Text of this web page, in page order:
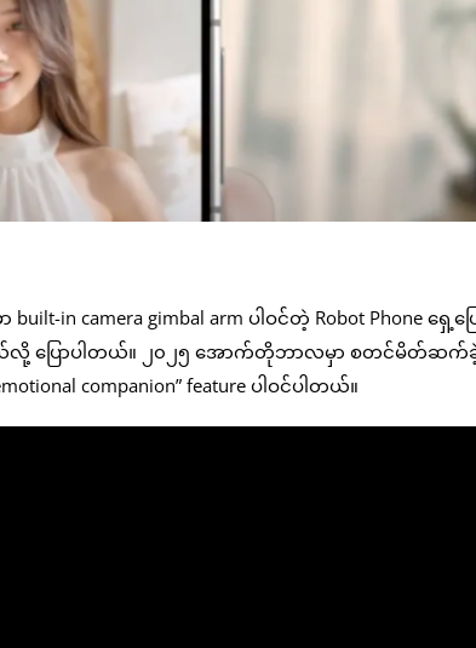
built-in camera gimbal arm ပါဝင်တဲ့ Robot Phone ရှေ့ပြ
လို့ ပြောပါတယ်။ ၂၀၂၅ အောက်တိုဘာလမှာ စတင်မိတ်ဆက်
companion” feature ပါဝင်ပါတယ်။